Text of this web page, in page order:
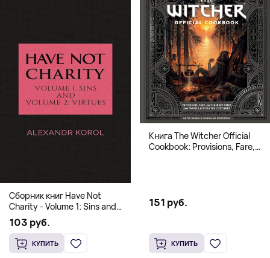
Сборник книг Have Not
Charity - Volume 1: Sins and
Volume 2: Virtues
103 руб.
КУПИТЬ
Книга The Witcher Official
Cookbook: Provisions, Fare,
151 руб.
КУПИТЬ